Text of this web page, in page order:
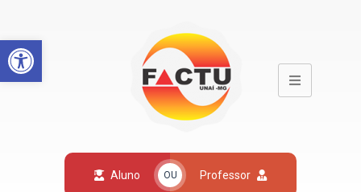
Open toolbar
Aluno OU Professor